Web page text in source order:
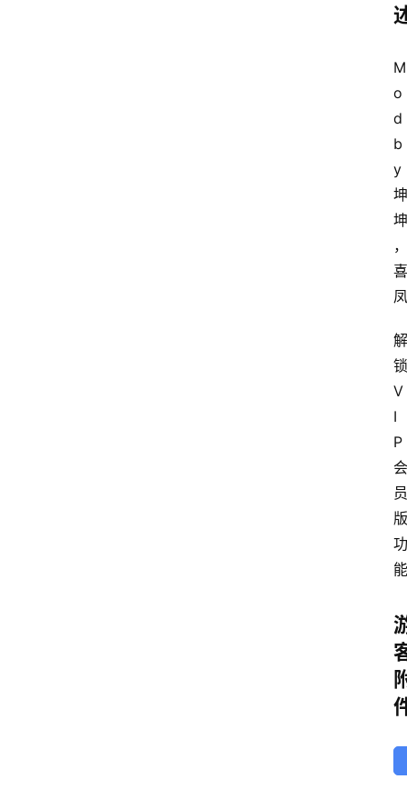
M
o
d
b
y
坤
坤
，
喜
凤
解
锁
V
I
P
会
员
版
功
能